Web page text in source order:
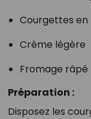
Courgettes en
Crème légère
Fromage râpé
Préparation :
Disposez les